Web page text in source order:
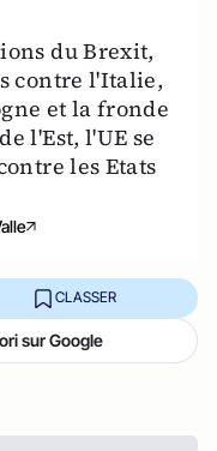
du Brexit,
contre l'Italie,
et la fronde
l'Est, l'UE se
les Etats
CLASSER
sur Google